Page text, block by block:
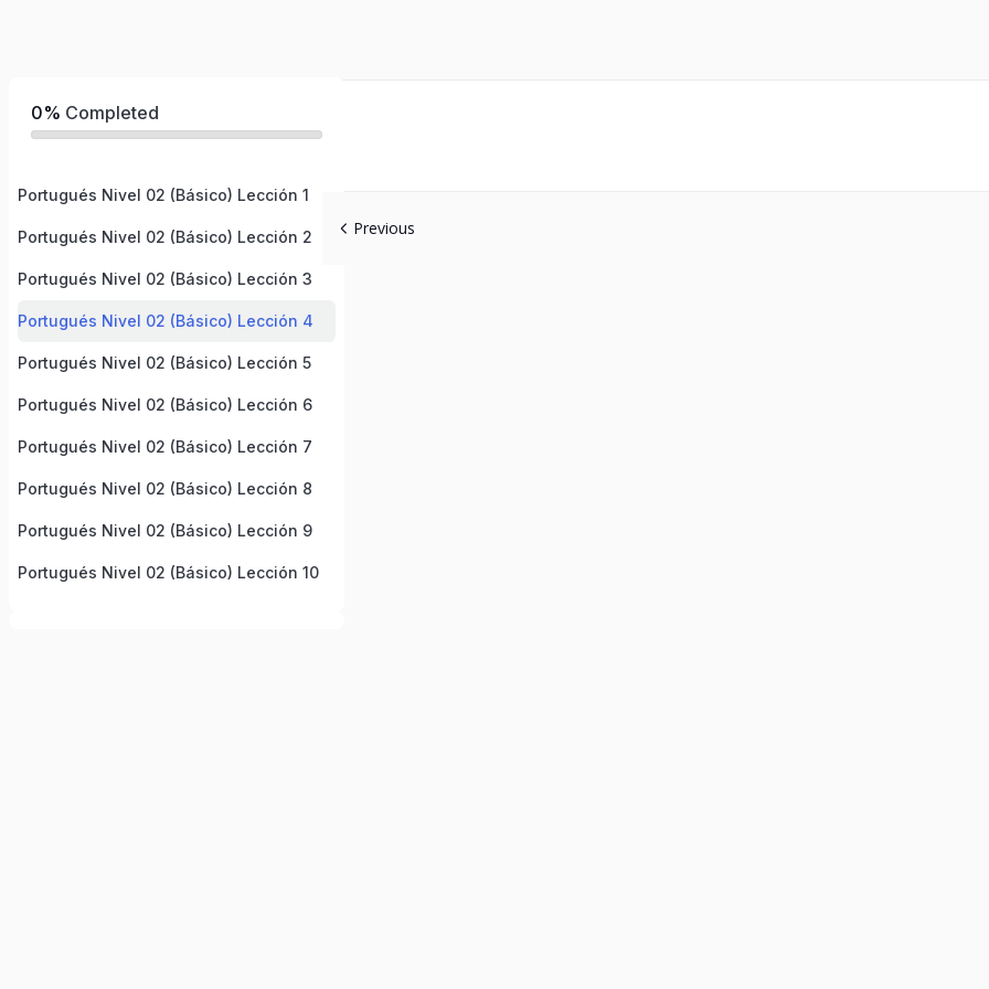
0% Completed
Portugués Nivel 02 (Básico) Lección 1
Portugués Nivel 02 (Básico) Lección 2
Portugués Nivel 02 (Básico) Lección 3
Portugués Nivel 02 (Básico) Lección 4
Portugués Nivel 02 (Básico) Lección 5
Portugués Nivel 02 (Básico) Lección 6
Portugués Nivel 02 (Básico) Lección 7
Portugués Nivel 02 (Básico) Lección 8
Portugués Nivel 02 (Básico) Lección 9
Portugués Nivel 02 (Básico) Lección 10
Previous